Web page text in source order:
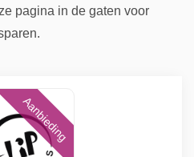
pagina in de gaten voor
Aanbieding